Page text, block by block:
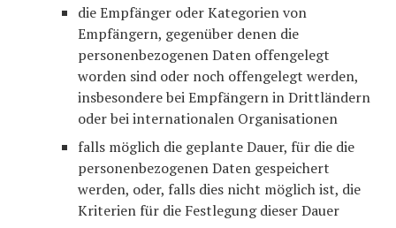
die Empfänger oder Kategorien von
Empfängern, gegenüber denen die
personenbezogenen Daten offengelegt
worden sind oder noch offengelegt werden,
insbesondere bei Empfängern in Drittländern
oder bei internationalen Organisationen
falls möglich die geplante Dauer, für die die
personenbezogenen Daten gespeichert
werden, oder, falls dies nicht möglich ist, die
Kriterien für die Festlegung dieser Dauer